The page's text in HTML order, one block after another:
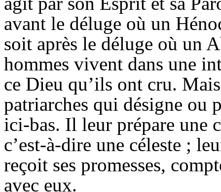
avant le déluge où un
soit après le déluge où un
hommes vivent dans une
ce Dieu qu’ils ont cru.
patriarches qui désigne ou
ici-bas. Il leur prépare une
c’est-à-dire une céleste ;
reçoit ses promesses,
avec eux.